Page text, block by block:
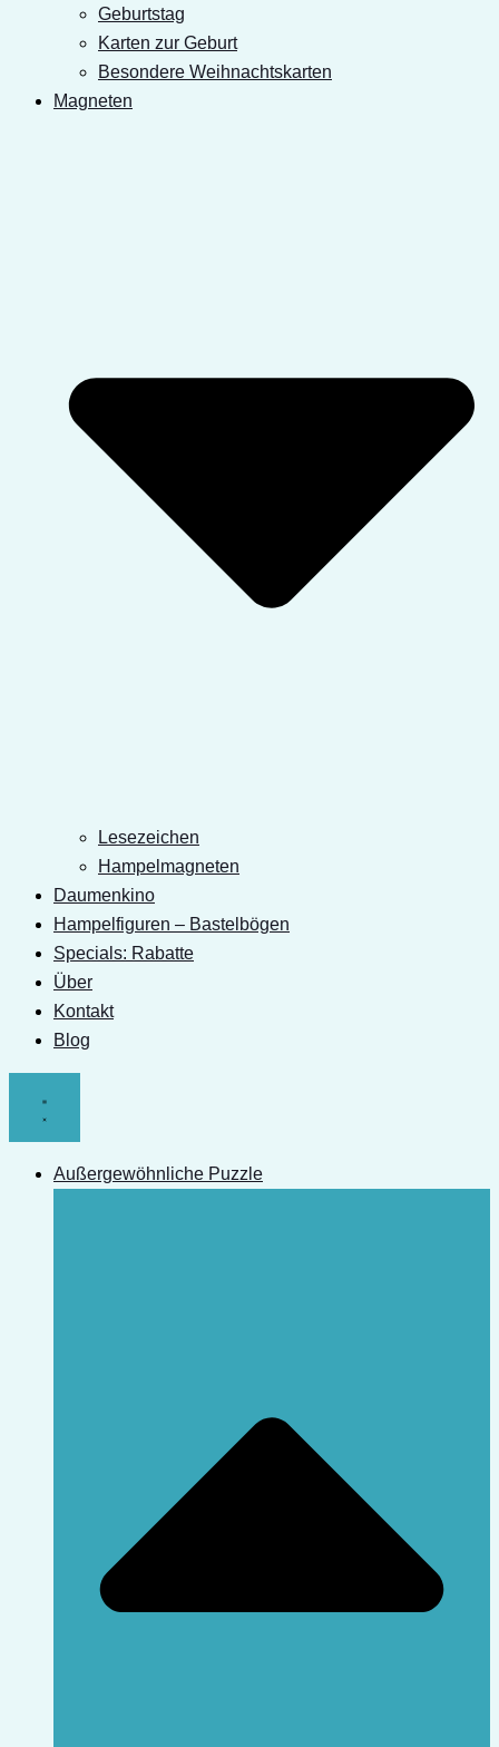
Geburtstag
Karten zur Geburt
Besondere Weihnachtskarten
Magneten
Lesezeichen
Hampelmagneten
Daumenkino
Hampelfiguren – Bastelbögen
Specials: Rabatte
Über
Kontakt
Blog
Außergewöhnliche Puzzle